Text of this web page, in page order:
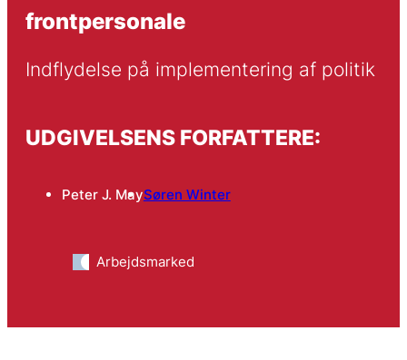
frontpersonale
Indflydelse på implementering af politik
UDGIVELSENS FORFATTERE:
Peter J. MaySøren Winter
Arbejdsmarked